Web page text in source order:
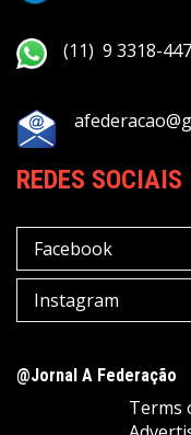
(11) 9 3318-
REDES SOCIAIS
Facebook
Instagram
@Jornal A Federação
Terms